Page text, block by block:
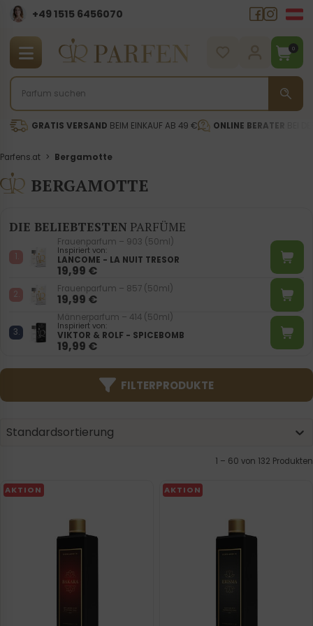
+49 1515 6456070
0
GRATIS VERSAND BEIM EINKAUF AB 49 € ONLINE BERATER
Parfens.at > Bergamotte
BERGAMOTTE
DIE BELIEBTESTEN PARFÜME
Frauenparfum – 903 (50ml)
Inspiriert von:
LANCOME - LA NUIT TRESOR
19,99 €
Frauenparfum – 857 (50ml)
19,99 €
Männerparfum – 414 (50ml)
Inspiriert von:
VIKTOR & ROLF - SPICEBOMB
19,99 €
FILTERPRODUKTE
Product | Sorting
Sort content
Standardsortierung
Sort content
1 – 60 von 132 Produkten
AKTION AKTION